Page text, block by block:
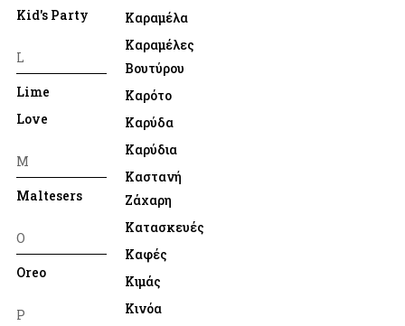
Kid's Party
L
Lime
Love
M
Maltesers
O
Oreo
P
Καραμέλα
Καραμέλες
Βουτύρου
Καρότο
Καρύδα
Καρύδια
Καστανή
Ζάχαρη
Κατασκευές
Καφές
Κιμάς
Κινόα